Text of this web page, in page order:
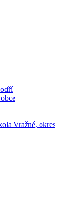
Vražné, okres